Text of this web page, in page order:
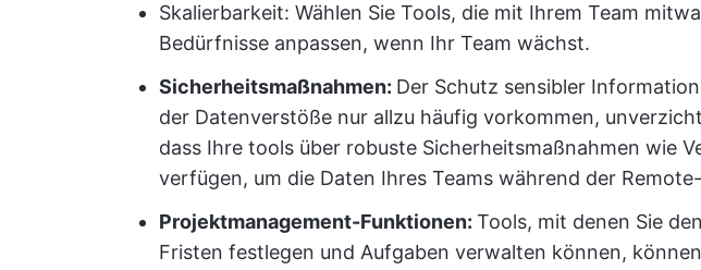
Skalierbarkeit: Wählen Sie Tools, die mit Ihrem Team
Bedürfnisse anpassen, wenn Ihr Team wächst.
Sicherheitsmaßnahmen: Der Schutz sensibler
der Datenverstöße nur allzu häufig vorkommen,
dass Ihre tools über robuste Sicherheitsmaßnahmen wie
verfügen, um die Daten Ihres Teams während der
Projektmanagement-Funktionen: Tools, mit denen Sie
Fristen festlegen und Aufgaben verwalten können,